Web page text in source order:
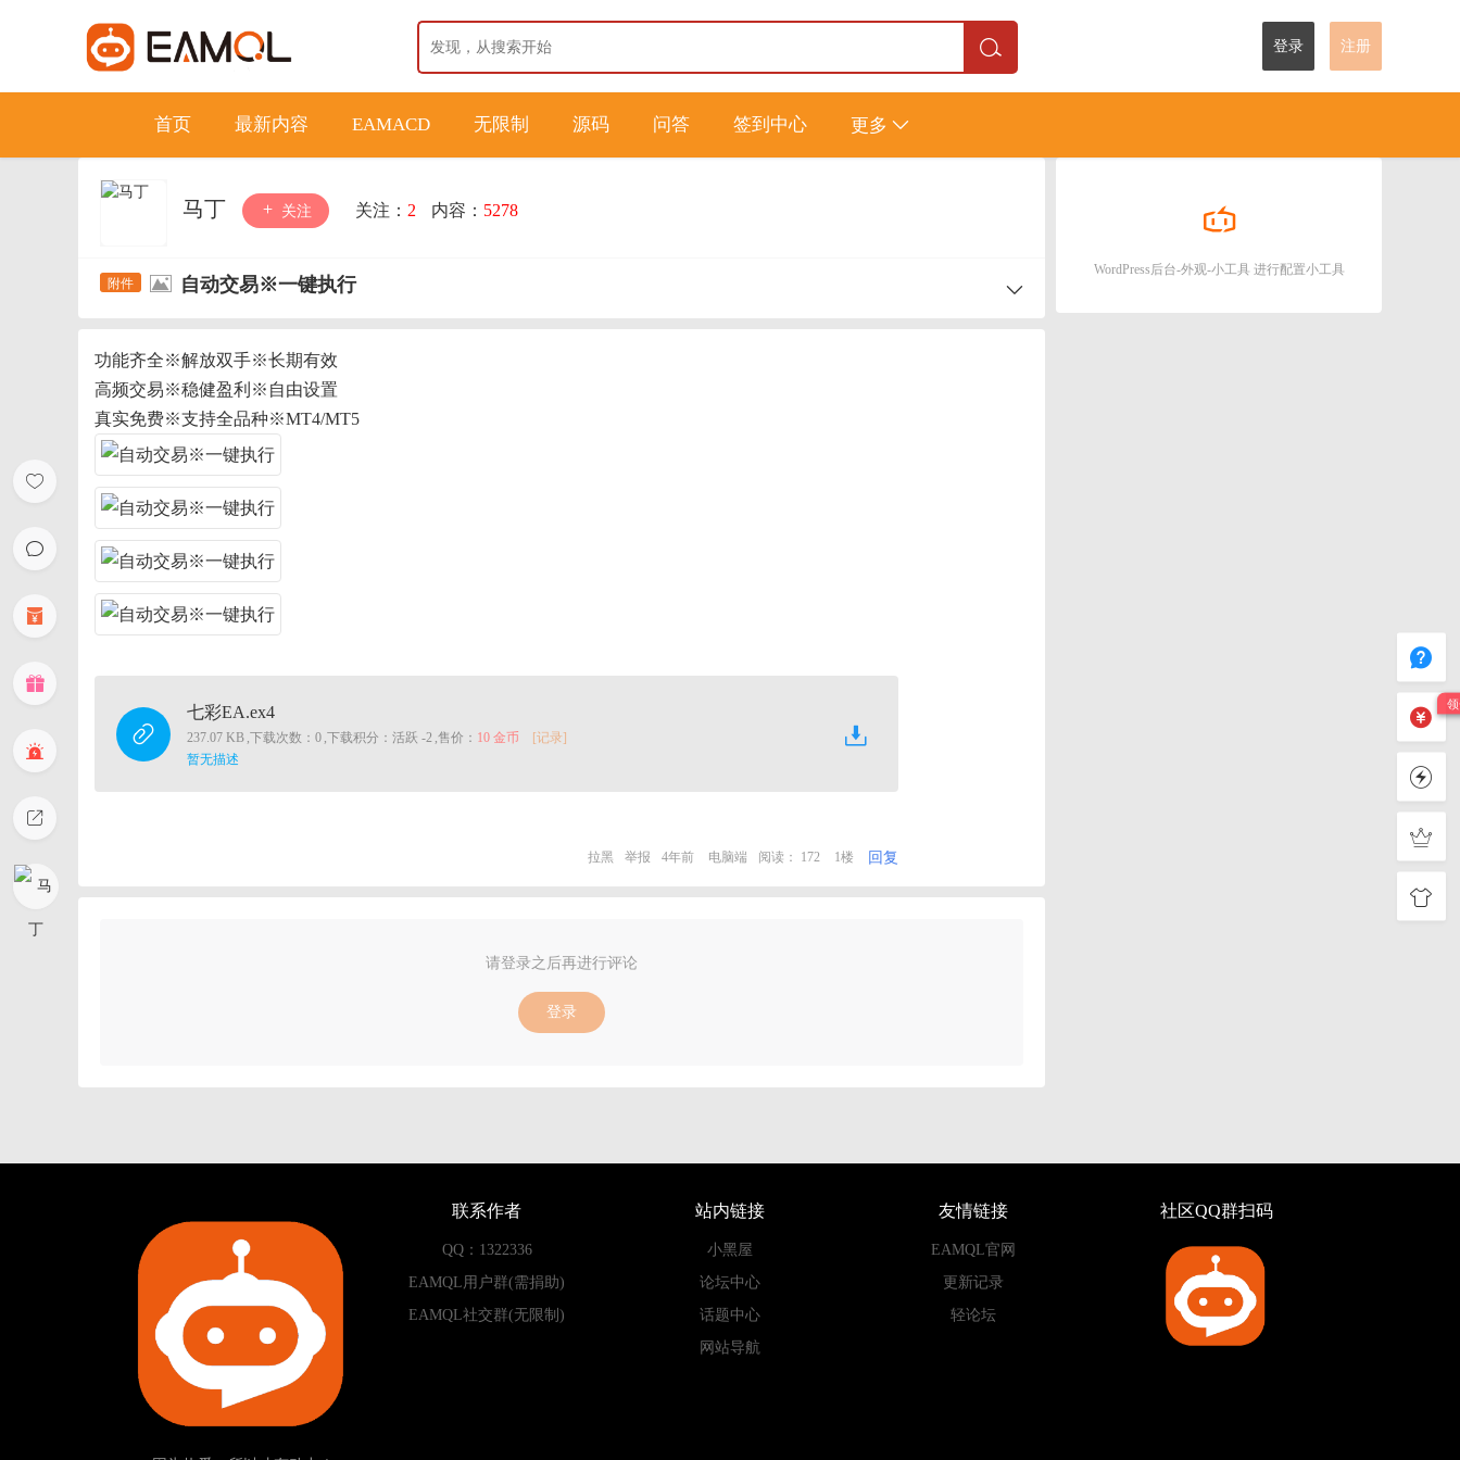
登录 注册
首页 最新内容 EAMACD 无限制 源码 问答 签到中心 更多
马丁 关注 关注： 2 内容： 5278
自动交易※一键执行
功能齐全※解放双手※长期有效
高频交易※稳健盈利※自由设置
真实免费※支持全品种※MT4/MT5
七彩EA.ex4
237.07 KB ,下载次数：0 ,下载积分：活跃 -2 ,售价： 10 金币
[记录]
暂无描述
拉黑 举报 4年前 电脑端 阅读： 172 1楼 回复
请登录之后再进行评论
登录
WordPress后台-外观-小工具 进行配置小工具
联系作者
QQ：1322336
EAMQL用户群(需捐助)
EAMQL社交群(无限制)
站内链接
小黑屋
论坛中心
话题中心
网站导航
友情链接
EAMQL官网
更新记录
轻论坛
社区QQ群扫码